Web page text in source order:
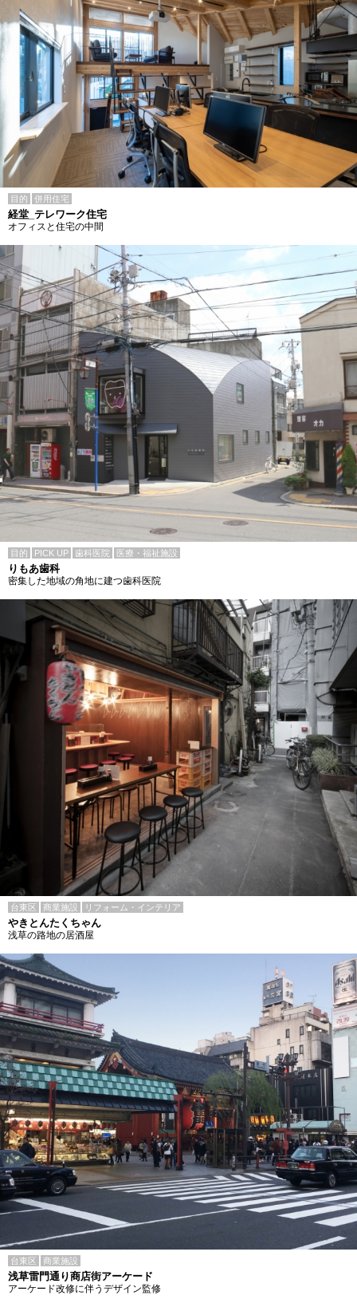
目的 併用住宅
経堂_テレワーク住宅
オフィスと住宅の中間
目的 PICK UP 歯科医院 医療・福祉施設
りもあ歯科
密集した地域の角地に建つ歯科医院
台東区 商業施設 リフォーム・インテリア
やきとんたくちゃん
浅草の路地の居酒屋
台東区 商業施設
浅草雷門通り商店街アーケード
アーケード改修に伴うデザイン監修